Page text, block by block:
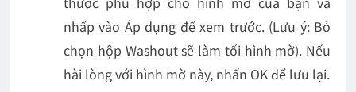
nhấp vào Áp dụng để xem trước. (Lưu ý: Bỏ
chọn hộp Washout sẽ làm tối hình mờ). Nếu
hài lòng với hình mờ này, nhấn OK để lưu lại.